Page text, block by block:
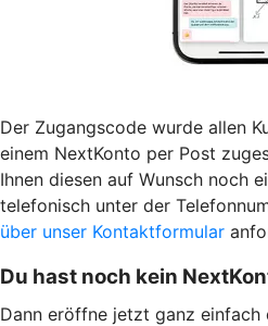
Der Zugangscode wurde allen
einem NextKonto per Post
Ihnen diesen auf Wunsch noch
telefonisch unter der
über unser Kontaktformular
Du hast noch kein
Dann eröffne jetzt ganz einfach